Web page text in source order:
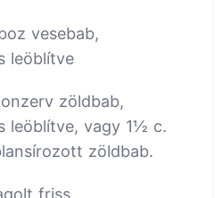
vesebab,
leöblítve
zöldbab,
leöblítve, vagy 1½ c.
zöldbab.
friss